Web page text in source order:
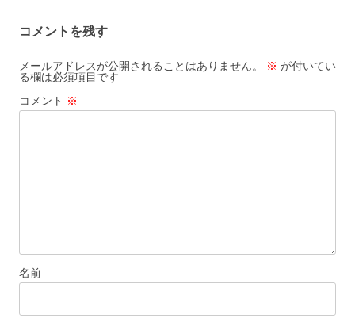
ビ
ゲ
ー
シ
コメントを残す
メールアドレスが公開されることはありません。 ※ が付いてい
る欄は必須項目です
コメント ※
名前